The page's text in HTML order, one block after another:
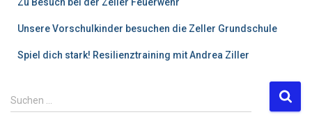
Zu Besuch bei der Zeller Feuerwehr
Unsere Vorschulkinder besuchen die Zeller Grundschule
Spiel dich stark! Resilienztraining mit Andrea Ziller
S
u
Suchen …